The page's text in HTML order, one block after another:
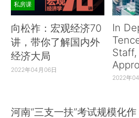
私房课
向松祚：宏观经济70
讲，带你了解国内外
经济大局
2022年04月06日
In
Staff,
2022年
河南“三支一扶”考试规模化作